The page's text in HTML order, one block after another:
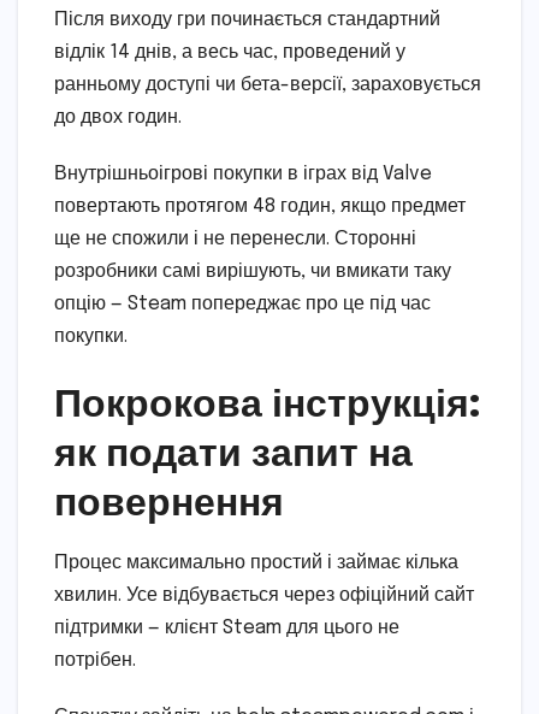
Після виходу гри починається стандартний
відлік 14 днів, а весь час, проведений у
ранньому доступі чи бета-версії, зараховується
до двох годин.
Внутрішньоігрові покупки в іграх від Valve
повертають протягом 48 годин, якщо предмет
ще не спожили і не перенесли. Сторонні
розробники самі вирішують, чи вмикати таку
опцію — Steam попереджає про це під час
покупки.
Покрокова інструкція:
як подати запит на
повернення
Процес максимально простий і займає кілька
хвилин. Усе відбувається через офіційний сайт
підтримки — клієнт Steam для цього не
потрібен.